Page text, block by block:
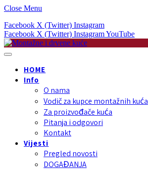
Close Menu
Facebook X (Twitter) Instagram
Facebook X (Twitter) InstagramYouTube
HOME
Info
O nama
Vodič za kupce montažnih kuća
Za proizvođače kuća
Pitanja i odgovori
Kontakt
Vijesti
Pregled novosti
DOGAĐANJA